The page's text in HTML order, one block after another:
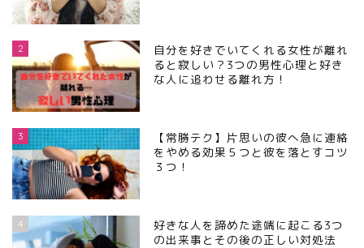
2
自分を好きでいてくれる女性が離れ
ると寂しい？3つの男性心理と好き
な人に追わせる離れ方！
3
【常勝テク】片思いの彼へ急に連絡
をやめる効果５つと彼を落とすコツ
３つ！
4
好きな人を諦めた途端に起こる3つ
の出来事とその後の正しい対処法